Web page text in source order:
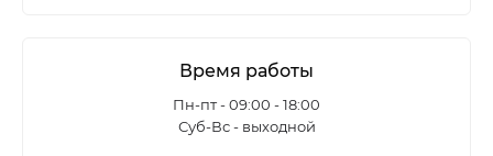
• глянцевые формулы с глубоким блеском
• матовые лаки для современного
минималистичного эффекта
Время работы
Пн-пт - 09:00 - 18:00
Суб-Вс - выходной